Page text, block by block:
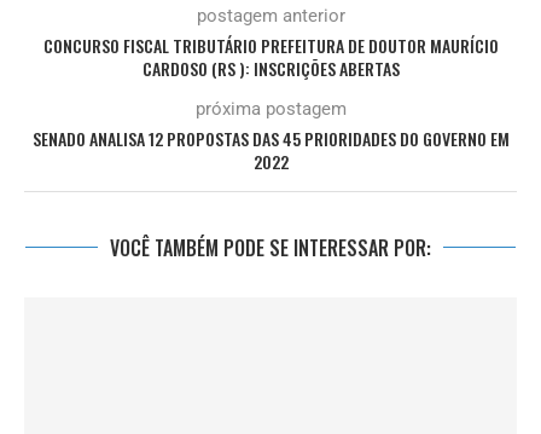
postagem anterior
CONCURSO FISCAL TRIBUTÁRIO PREFEITURA DE DOUTOR MAURÍCIO
CARDOSO (RS ): INSCRIÇÕES ABERTAS
próxima postagem
SENADO ANALISA 12 PROPOSTAS DAS 45 PRIORIDADES DO GOVERNO EM
2022
VOCÊ TAMBÉM PODE SE INTERESSAR POR: